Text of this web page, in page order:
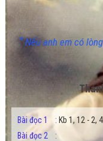
"Nếu anh em có
Bài đọc 1 : Kb 1, 12 - 2, 4
Bài đọc 2
: